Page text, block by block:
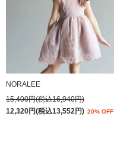
NORALEE
15,400円(税込16,940円)
12,320円(税込13,552円) 20% OFF